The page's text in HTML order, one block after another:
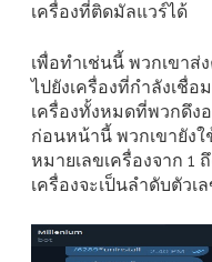
เครื่องที่ติดมัลแวร์ได้
เพื่อทำเช่นนี้ พวกเขา
ไปยังเครื่องที่กำลังเชื่
เครื่องทั้งหมดที่พวกดึง
ก่อนหน้านี้ พวกเขายังใ
หมายเลขเครื่องจาก 1
เครื่องจะเป็นลำดับตัวเ